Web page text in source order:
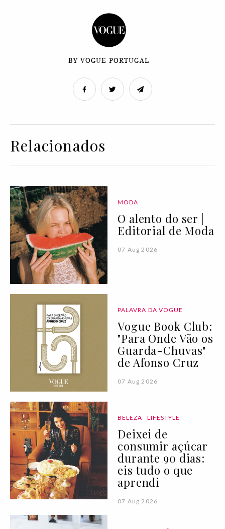
BY VOGUE PORTUGAL
Relacionados
MODA
O alento do ser |
Editorial de Moda
07 Aug 2026
PALAVRA DA VOGUE
Vogue Book Club:
"Para Onde Vão os
Guarda-Chuvas"
de Afonso Cruz
07 Aug 2026
BELEZA LIFESTYLE
Deixei de
consumir açúcar
durante 90 dias:
eis tudo o que
aprendi
07 Aug 2026